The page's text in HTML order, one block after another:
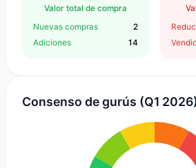
Valor total de compra
Nuevas compras
2
Adiciones
14
Consenso de gurús (Q1